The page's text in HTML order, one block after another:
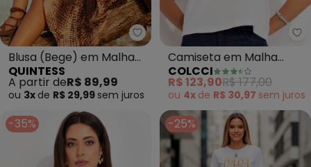
Quintess - Blusa (Bege) em
Blusa (Bege) em Malha
de Viscose
QUINTESS
A partir deR$ 89,99
ou 3x de R$ 29,99 sem juros
Camiseta em Malha
(Bege)
COLCCI
R$ 123,90R$ 177,00
ou 4x de R$ 30,97 sem juros
-35% -25%